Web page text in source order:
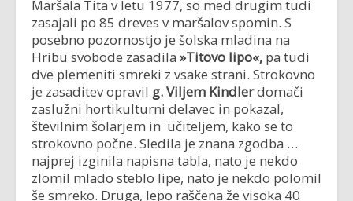
Maršala Tita v letu 1977, so med drugim tudi
zasajali po 85 dreves v maršalov spomin. S
posebno pozornostjo je šolska mladina na
Hribu svobode zasadila »Titovo lipo«, pa tudi
dve plemeniti smreki z vsake strani. Strokovno
je zasaditev opravil g. Viljem Kindlerdomači
zaslužni hortikulturni delavec in pokazal,
številnim šolarjem in učiteljem, kako se to
strokovno počne. Sledila je znana zgodba …
najprej izginila napisna tabla, nato je nekdo
zlomil mlado steblo lipe, nato je nekdo polomil
še smreko. Druga, lepo raščena že visoka 40